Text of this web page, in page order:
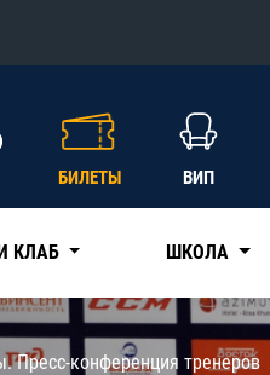
БИЛЕТЫ ВИП
КЛАБ ШКОЛА
Пресс-конференция тренеров